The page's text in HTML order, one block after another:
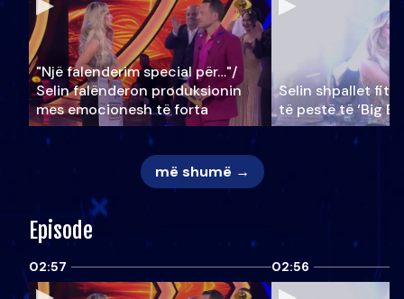
"Një falenderim special për…"/
Selin falënderon produksionin
mes emocionesh të forta
Selin shpallet
të pestë të ‘Big
më shumë →
Episode
02:57 02:56